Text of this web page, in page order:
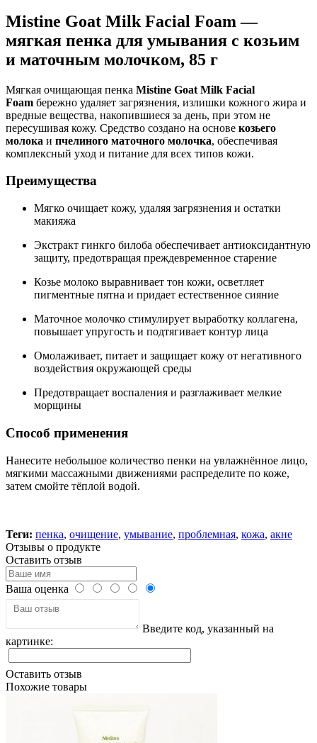
Mistine Goat Milk Facial Foam —
мягкая пенка для умывания с козьим
и маточным молочком, 85 г
Мягкая очищающая пенка Mistine Goat Milk Facial
Foam бережно удаляет загрязнения, излишки кожного жира и
вредные вещества, накопившиеся за день, при этом не
пересушивая кожу. Средство создано на основе козьего
молока и пчелиного маточного молочка, обеспечивая
комплексный уход и питание для всех типов кожи.
Преимущества
Мягко очищает кожу, удаляя загрязнения и остатки
макияжа
Экстракт гинкго билоба обеспечивает антиоксидантную
защиту, предотвращая преждевременное старение
Козье молоко выравнивает тон кожи, осветляет
пигментные пятна и придает естественное сияние
Маточное молочко стимулирует выработку коллагена,
повышает упругость и подтягивает контур лица
Омолаживает, питает и защищает кожу от негативного
воздействия окружающей среды
Предотвращает воспаления и разглаживает мелкие
морщины
Способ применения
Нанесите небольшое количество пенки на увлажнённое лицо,
мягкими массажными движениями распределите по коже,
затем смойте тёплой водой.
Теги: пенка, очищение, умывание, проблемная, кожа, акне
Отзывы о продукте
Оставить отзыв
Ваша оценка
Введите код, указанный на
картинке:
Оставить отзыв
Похожие товары